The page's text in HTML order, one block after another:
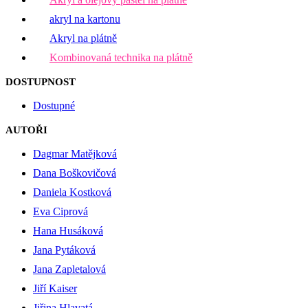
akryl na kartonu
Akryl na plátně
Kombinovaná technika na plátně
DOSTUPNOST
Dostupné
AUTOŘI
Dagmar Matějková
Dana Boškovičová
Daniela Kostková
Eva Ciprová
Hana Husáková
Jana Pytáková
Jana Zapletalová
Jiří Kaiser